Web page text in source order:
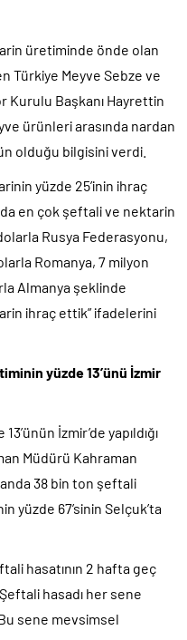
üretiminde önde olan
Türkiye Meyve Sebze ve
Kurulu Başkanı Hayrettin
ürünleri arasında nardan
olduğu bilgisini verdi.
yüzde 25’inin ihraç
en çok şeftali ve nektarin
Rusya Federasyonu,
Romanya, 7 milyon
Almanya şeklinde
ihraç ettik” ifadelerini
yüzde 13’ünü İzmir
İzmir’de yapıldığı
Müdürü Kahraman
38 bin ton şeftali
yüzde 67’sinin Selçuk’ta
hasatının 2 hafta geç
hasadı her sene
Bu sene mevsimsel